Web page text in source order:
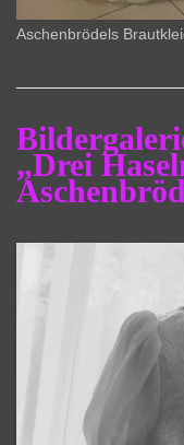
Aschenbrödels
„Drei